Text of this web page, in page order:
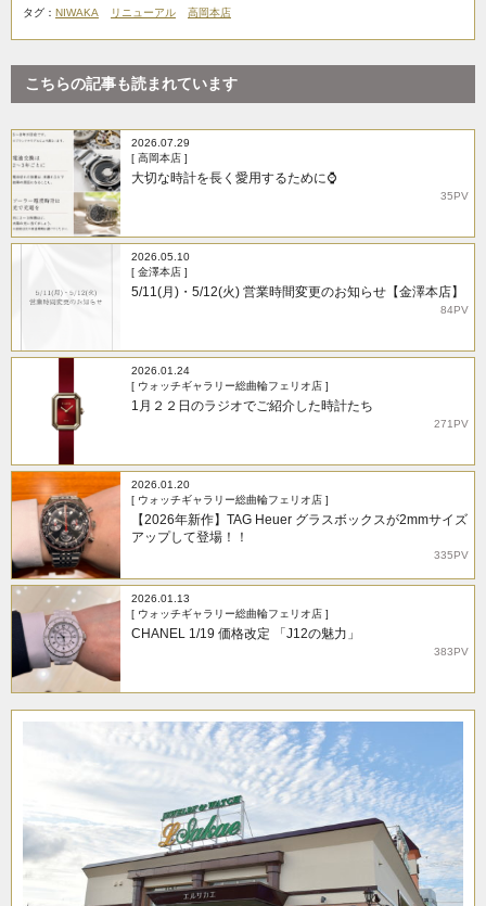
タグ： NIWAKA リニューアル 高岡本店
こちらの記事も読まれています
2026.07.29
[ 高岡本店 ]
大切な時計を長く愛用するために⌚
35PV
2026.05.10
[ 金澤本店 ]
5/11(月)・5/12(火) 営業時間変更のお知らせ【金澤本店】
84PV
2026.01.24
[ ウォッチギャラリー総曲輪フェリオ店 ]
1月２２日のラジオでご紹介した時計たち
271PV
2026.01.20
[ ウォッチギャラリー総曲輪フェリオ店 ]
【2026年新作】TAG Heuer グラスボックスが2mmサイズ
アップして登場！！
335PV
2026.01.13
[ ウォッチギャラリー総曲輪フェリオ店 ]
CHANEL 1/19 価格改定 「J12の魅力」
383PV